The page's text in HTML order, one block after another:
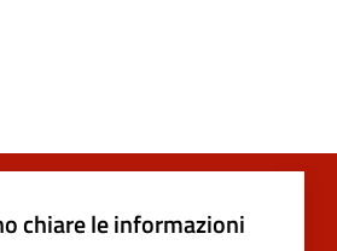
chiare le informazioni